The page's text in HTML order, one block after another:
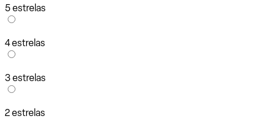
5 estrelas
4 estrelas
3 estrelas
2 estrelas